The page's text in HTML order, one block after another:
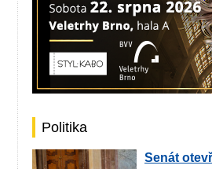
Politika
Senát